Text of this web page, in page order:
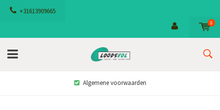
+31613909665
0
Algemene voorwaarden